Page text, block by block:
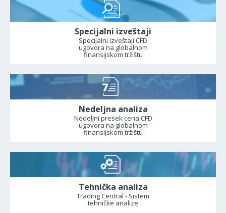
Specijalni izveštaji
Specijalni izveštaji CFD
ugovora na globalnom
finansijskom tržištu
Nedeljna analiza
Nedeljni presek cena CFD
ugovora na globalnom
finansijskom tržištu
Tehnička analiza
Trading Central - Sistem
tehničke analize